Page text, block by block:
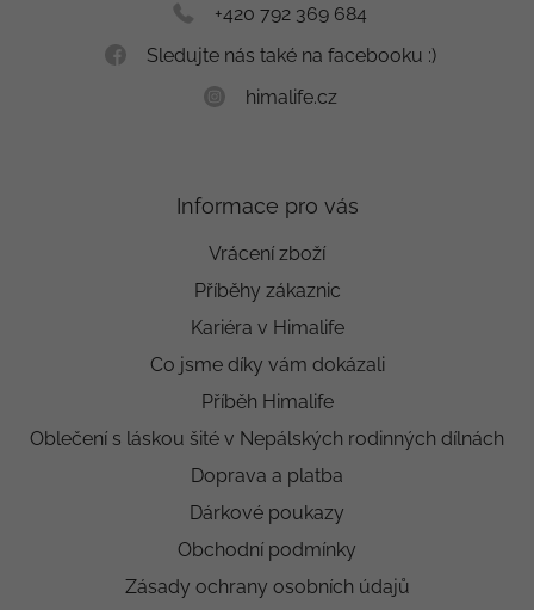
+420 792 369 684
Sledujte nás také na facebooku :)
himalife.cz
Informace pro vás
Vrácení zboží
Příběhy zákaznic
Kariéra v Himalife
Co jsme díky vám dokázali
Příběh Himalife
Oblečení s láskou šité v Nepálských rodinných dílnách
Doprava a platba
Dárkové poukazy
Obchodní podmínky
Zásady ochrany osobních údajů